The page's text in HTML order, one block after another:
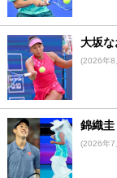
大坂
(2026年8
錦織圭
(2026年7